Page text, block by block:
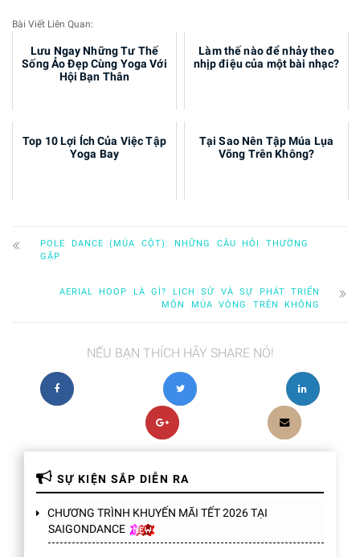
Bài Viết Liên Quan:
Lưu Ngay Những Tư Thế
Sống Ảo Đẹp Cùng Yoga Với
Hội Bạn Thân
Làm thế nào để nhảy theo
nhịp điệu của một bài nhạc?
Top 10 Lợi Ích Của Việc Tập
Yoga Bay
Tại Sao Nên Tập Múa Lụa
Võng Trên Không?
POLE DANCE (MÚA CỘT): NHỮNG CÂU HỎI THƯỜNG
GẶP
AERIAL HOOP LÀ GÌ? LỊCH SỬ VÀ SỰ PHÁT TRIỂN
MÔN MÚA VÒNG TRÊN KHÔNG
NẾU BẠN THÍCH HÃY SHARE NÓ!
SỰ KIỆN SẮP DIỄN RA
CHƯƠNG TRÌNH KHUYẾN MÃI TẾT 2026 TẠI
SAIGONDANCE